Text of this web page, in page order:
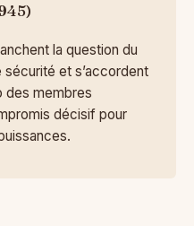
la question du
et s’accordent
des membres
décisif pour